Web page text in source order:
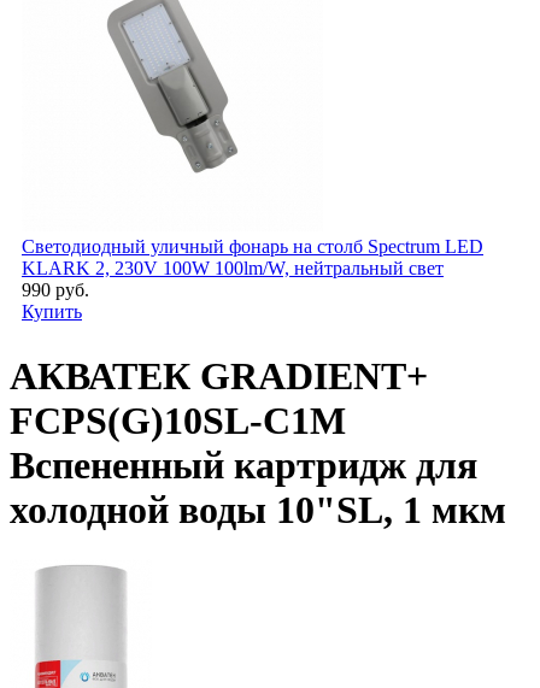
Светодиодный уличный фонарь на столб Spectrum LED
KLARK 2, 230V 100W 100lm/W, нейтральный свет
990 руб.
Купить
АКВАТЕК GRADIENT+
FCPS(G)10SL-C1M
Вспененный картридж для
холодной воды 10"SL, 1 мкм